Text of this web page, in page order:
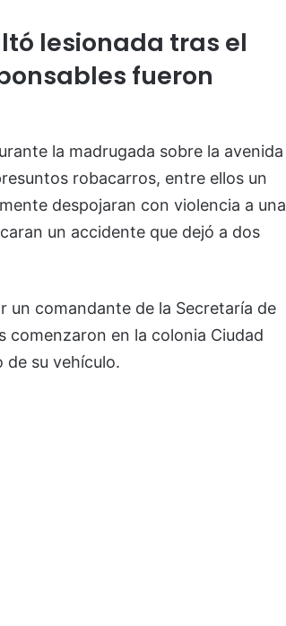
lesionada tras el
fueron
la madrugada sobre la avenida
robacarros, entre ellos un
despojaran con violencia a una
un accidente que dejó a dos
comandante de la Secretaría de
comenzaron en la colonia Ciudad
de su vehículo.